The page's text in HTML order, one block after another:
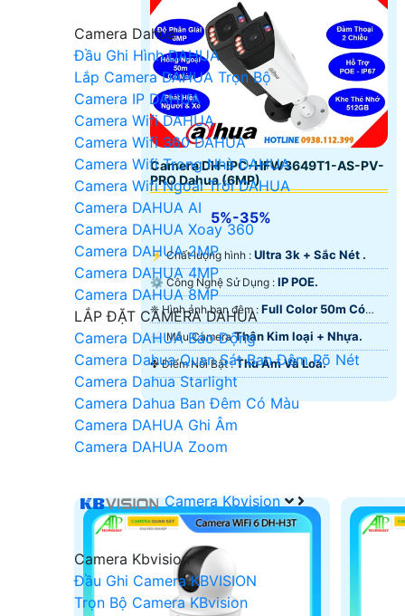
Camera Dahua
Đầu Ghi Hình DAHUA
Lắp Camera DAHUA Trọn Bộ
Camera IP DAHUA
Camera Wifi DAHUA
Camera Wifi 360 DAHUA
Camera Wifi Trong Nhà DAHUA
Camera Wifi Ngoài Trời DAHUA
Camera DAHUA AI
Camera DAHUA Xoay 360
Camera DAHUA 2MP
Camera DAHUA 4MP
Camera DAHUA 8MP
LẮP ĐẶT CAMERA DAHUA
Camera DAHUA Báo Động
Camera Dahua Quan Sát Ban Đêm Rõ Nét
Camera Dahua Starlight
Camera Dahua Ban Đêm Có Màu
Camera DAHUA Ghi Âm
Camera DAHUA Zoom
Camera Kbvision
Camera Kbvision
Đầu Ghi Camera KBVISION
Trọn Bộ Camera KBvision
Camera DH-IPC-HFW3649T1-AS-PV-
PRO Dahua (6MP)
5%-35%
️⚡ Chất lượng hình : Ultra 3k + Sắc Nét .
⚙ Công Nghệ Sử Dụng : IP POE.
❈ Hình ảnh ban đêm : Full Color 50m Có
Màu Ban Ðêm.
🌧️ Mẫu CameraThân Kim loại + Nhựa.
️✤ Điểm Nỗi Bật :Thu Âm Và Loa.